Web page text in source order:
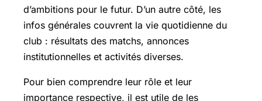
d’ambitions pour le futur. D’un autre côté, les
infos générales couvrent la vie quotidienne du
club : résultats des matchs, annonces
institutionnelles et activités diverses.
Pour bien comprendre leur rôle et leur
importance respective, il est utile de les